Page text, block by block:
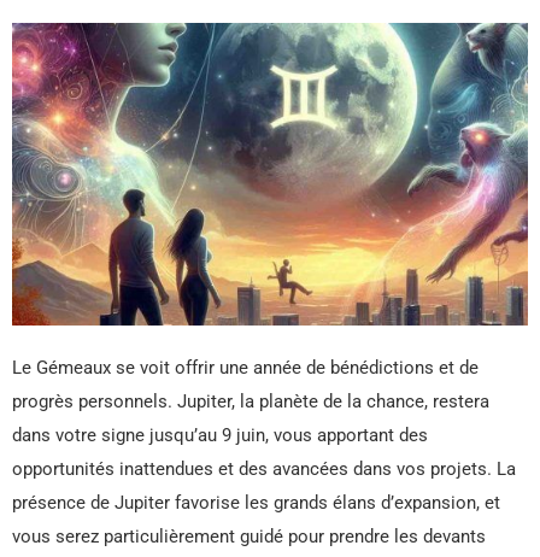
Le Gémeaux se voit offrir une année de bénédictions et de
progrès personnels. Jupiter, la planète de la chance, restera
dans votre signe jusqu’au 9 juin, vous apportant des
opportunités inattendues et des avancées dans vos projets. La
présence de Jupiter favorise les grands élans d’expansion, et
vous serez particulièrement guidé pour prendre les devants